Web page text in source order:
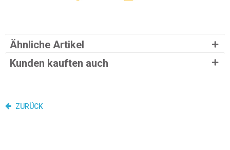
Ähnliche Artikel
Kunden kauften auch
ZURÜCK